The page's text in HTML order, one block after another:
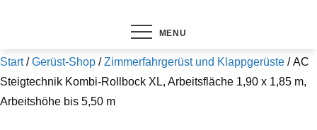
MENU
Start/Gerüst-Shop /Zimmerfahrgerüst und Klappgerüste / AC
Steigtechnik Kombi-Rollbock XL, Arbeitsfläche 1,90 x 1,85 m,
Arbeitshöhe bis 5,50 m